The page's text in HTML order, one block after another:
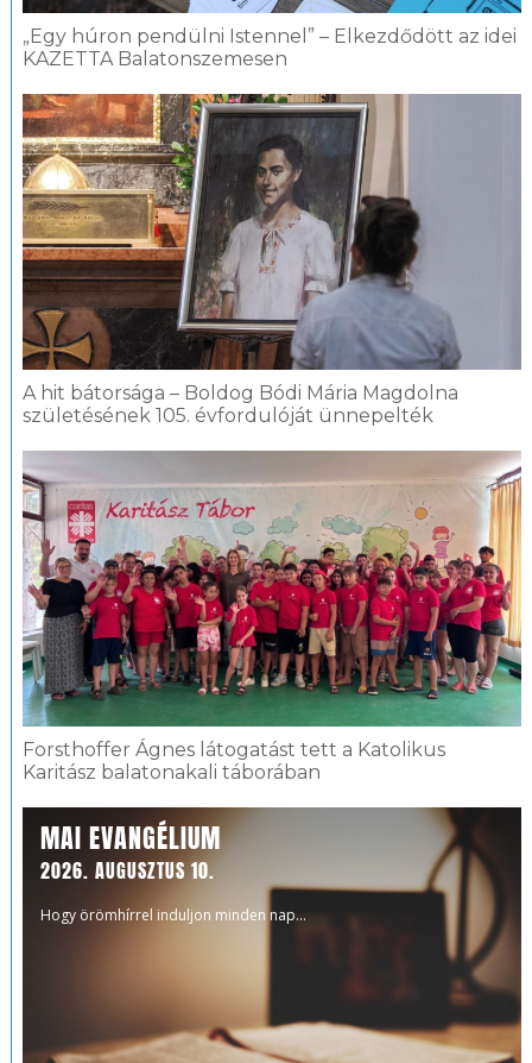
„Egy húron pendülni Istennel” – Elkezdődött az idei
KAZETTA Balatonszemesen
A hit bátorsága – Boldog Bódi Mária Magdolna
születésének 105. évfordulóját ünnepelték
Forsthoffer Ágnes látogatást tett a Katolikus
Karitász balatonakali táborában
MAI EVANGÉLIUM
2026. AUGUSZTUS 10.
Hogy örömhírrel induljon minden nap...